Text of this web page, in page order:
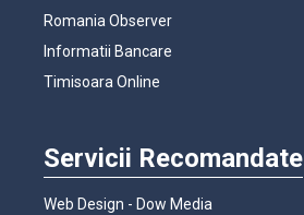
Romania Observer
Informatii Bancare
Timisoara Online
Servicii Recomandate
Web Design - Dow Media